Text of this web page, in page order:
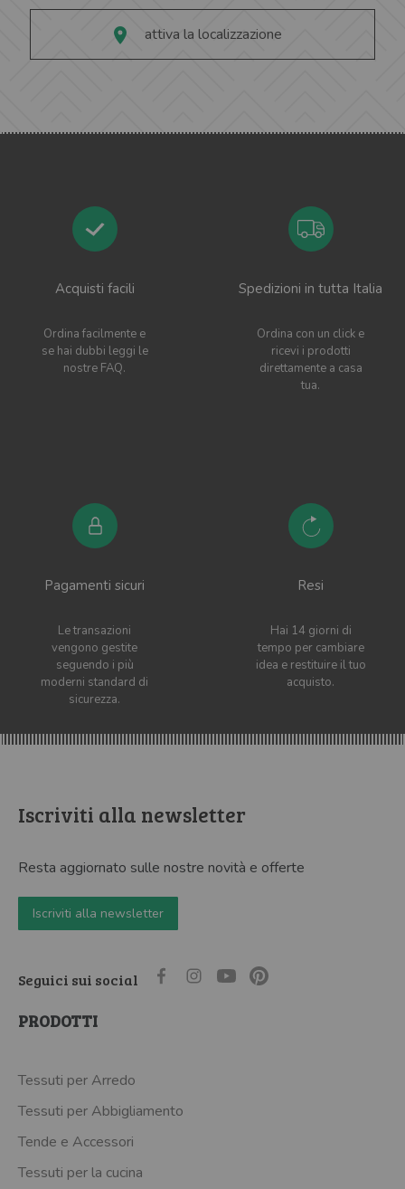
attiva la localizzazione
Acquisti facili
Ordina facilmente e
se hai dubbi leggi le
nostre FAQ.
Spedizioni in tutta Italia
Ordina con un click e
ricevi i prodotti
direttamente a casa
tua.
Pagamenti sicuri
Le transazioni
vengono gestite
seguendo i più
moderni standard di
sicurezza.
Resi
Hai 14 giorni di
tempo per cambiare
idea e restituire il tuo
acquisto.
Iscriviti alla newsletter
Resta aggiornato sulle nostre novità e offerte
Iscriviti alla newsletter
Seguici sui social
PRODOTTI
Tessuti per Arredo
Tessuti per Abbigliamento
Tende e Accessori
Tessuti per la cucina